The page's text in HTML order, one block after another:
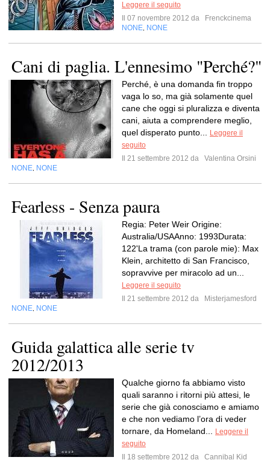
Leggere il seguito
Il 07 novembre 2012 da
Frenckcinema
NONE NONE
Cani di paglia. L'ennesimo "Perché?"
Perché, è una domanda fin troppo
vaga lo so, ma già solamente quel
cane che oggi si pluralizza e diventa
cani, aiuta a comprendere meglio,
quel disperato punto...
Leggere il
seguito
Il 21 settembre 2012 da
Valentina Orsini
NONE NONE
Fearless - Senza paura
Regia: Peter Weir Origine:
Australia/USAAnno: 1993Durata:
122'La trama (con parole mie): Max
Klein, architetto di San Francisco,
sopravvive per miracolo ad un...
Leggere il seguito
Il 21 settembre 2012 da
Misterjamesford
NONE NONE
Guida galattica alle serie tv
2012/2013
Qualche giorno fa abbiamo visto
quali saranno i ritorni più attesi, le
serie che già conosciamo e amiamo
e che non vediamo l’ora di veder
tornare, da Homeland...
Leggere il
seguito
Il 18 settembre 2012 da
Cannibal Kid